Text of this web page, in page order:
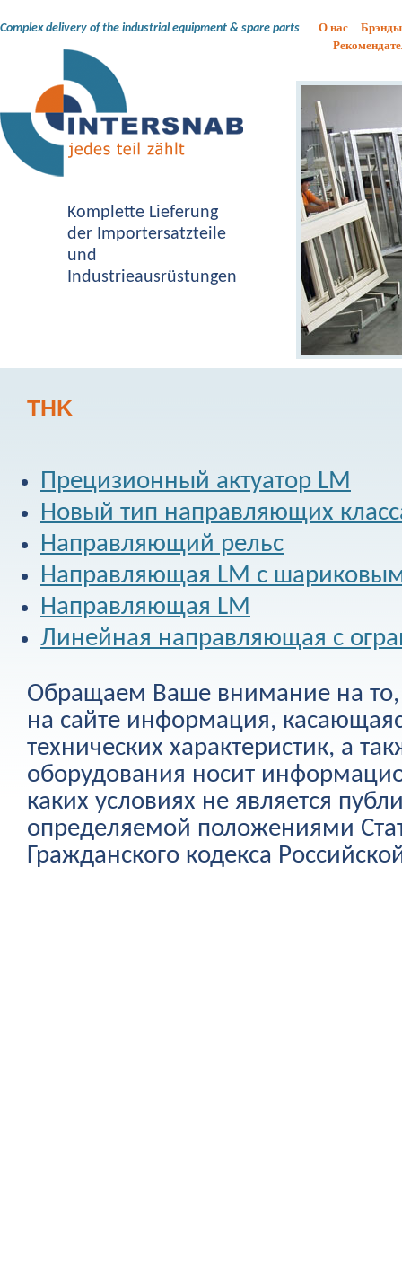
Complex delivery of the industrial equipment & spare parts
Komplette Lieferung
der Importersatzteile
und
Industrieausrüstungen
О нас
Брэнды
THK
Прецизионный актуатор LM
Новый тип направляющих
Направляющий рельс
Направляющая LM c
Направляющая LM
Линейная направляющая с
Обращаем Ваше внимание на то,
на сайте информация,
технических характеристик, а
оборудования носит
каких условиях не является
определяемой положениями
Гражданского кодекса